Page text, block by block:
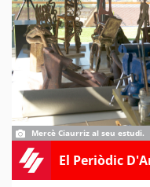
Mercè Ciaurriz al seu estudi.
El Periòdic